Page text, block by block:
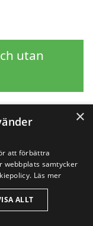
utan
andra
×
att förbättra
webbplats samtycker
Läs mer
ALLT